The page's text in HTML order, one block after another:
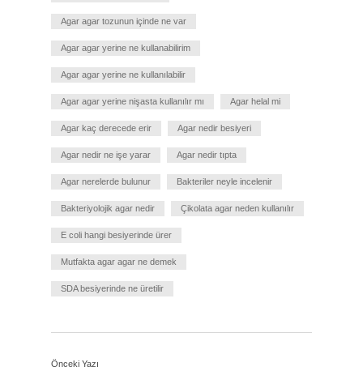
Agar agar tozunun içinde ne var
Agar agar yerine ne kullanabilirim
Agar agar yerine ne kullanılabilir
Agar agar yerine nişasta kullanılır mı Agar helal mi
Agar kaç derecede erir Agar nedir besiyeri
Agar nedir ne işe yarar Agar nedir tıpta
Agar nerelerde bulunur Bakteriler neyle incelenir
Bakteriyolojik agar nedir Çikolata agar neden kullanılır
E coli hangi besiyerinde ürer
Mutfakta agar agar ne demek
SDA besiyerinde ne üretilir
Önceki Yazı